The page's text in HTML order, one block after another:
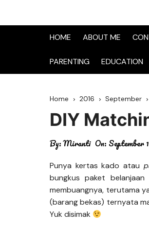
HOME ABOUT ME
PARENTING EDUCATION
Home 2016 September
DIY
By:Miranti On: September
Punya kertas kado atau
bungkus paket belanjaan
membuangnya, terutama
(barang bekas) ternyata
Yuk disimak